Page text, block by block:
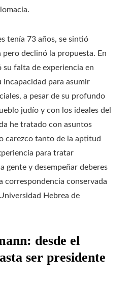
tenía 73 años, se sintió
declinó la propuesta. En
su falta de experiencia en
para asumir
a pesar de su profundo
judío y con los ideales del
he tratado con asuntos
carezco tanto de la aptitud
para tratar
gente y desempeñar deberes
correspondencia conservada
Hebrea de
desde el
ser presidente